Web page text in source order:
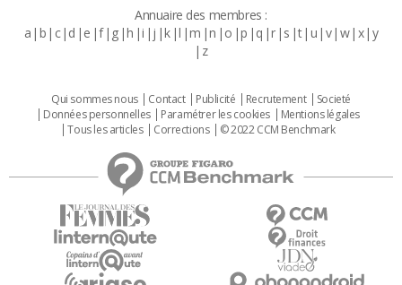
Annuaire des membres :
a b c d e f g h i j k l m n o p q r s t u v w x y
z
Qui sommes nous Contact Publicité Recrutement
Societé
Données personnelles
Paramétrer les cookies
Mentions légales
Tous les articles
Corrections © 2022 CCM Benchmark